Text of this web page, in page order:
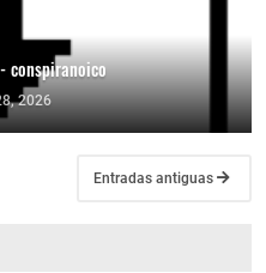
conspiranoico
2026
Entradas antiguas